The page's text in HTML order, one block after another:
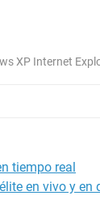
XP Internet
tiempo real
en vivo y en